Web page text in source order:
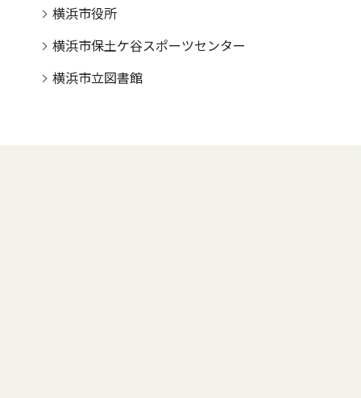
横浜市役所
横浜市保土ケ谷スポーツセンター
横浜市立図書館